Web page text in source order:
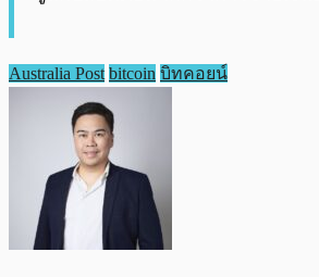
Australia Post bitcoin บิทคอยน์